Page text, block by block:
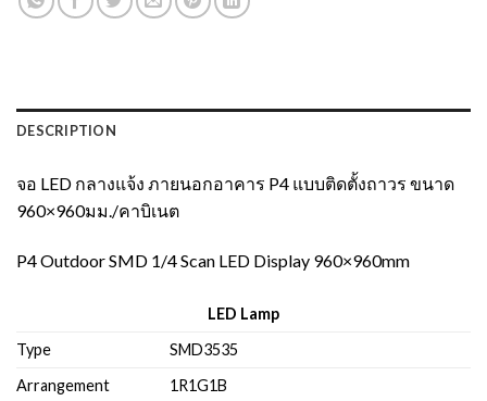
DESCRIPTION
จอ LED กลางแจ้ง ภายนอกอาคาร P4 แบบติดตั้งถาวร ขนาด
960×960มม./คาบิเนต
P4 Outdoor SMD 1/4 Scan LED Display 960×960mm
LED Lamp
Type
SMD3535
Arrangement
1R1G1B